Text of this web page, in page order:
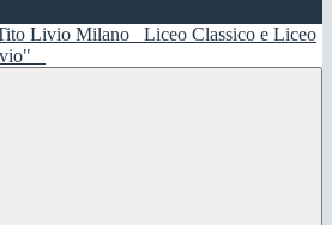
Liceo Classico e Liceo